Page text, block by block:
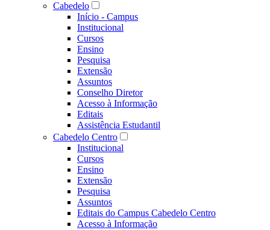
Cabedelo
Início - Campus
Institucional
Cursos
Ensino
Pesquisa
Extensão
Assuntos
Conselho Diretor
Acesso à Informação
Editais
Assistência Estudantil
Cabedelo Centro
Institucional
Cursos
Ensino
Extensão
Pesquisa
Assuntos
Editais do Campus Cabedelo Centro
Acesso à Informação